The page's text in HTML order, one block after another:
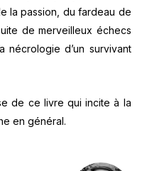
la passion, du fardeau de
de merveilleux échecs
nécrologie d’un survivant
de ce livre qui incite à la
en général.